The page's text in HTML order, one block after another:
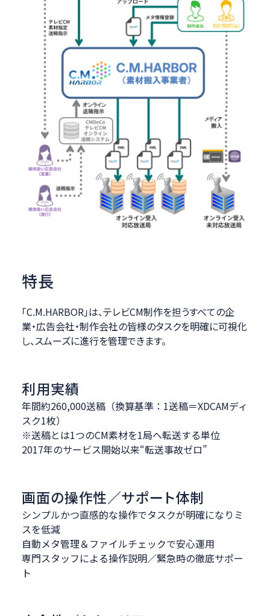
特長
「C.M.HARBOR」は、テレビCM制作を担うすべての企
業・広告会社・制作会社の皆様のタスクを明確に可視化
し、スムーズに進行を管理できます。
利用実績
年間約260,000送稿（換算基準：1送稿＝XDCAMディ
スク1枚）
※送稿とは1つのCM素材を1局へ転送する単位
2017年のサービス開始以来“転送事故ゼロ”
画面の操作性／サポート体制
シンプルかつ直感的な操作でタスクが明確になりミ
スを低減
自動メタ管理＆ファイルチェックで安心運用
専門スタッフによる操作説明／緊急時の徹底サポー
ト